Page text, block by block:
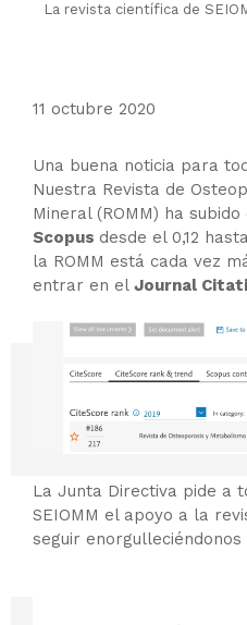
La revista científica de
11 octubre 2020
Una buena noticia para
Nuestra Revista de
Mineral (ROMM) ha subido
Scopus desde el 0,12
la ROMM está cada vez
entrar en el Journal
La Junta Directiva pide a
SEIOMM el apoyo a la
seguir enorgulleciéndonos